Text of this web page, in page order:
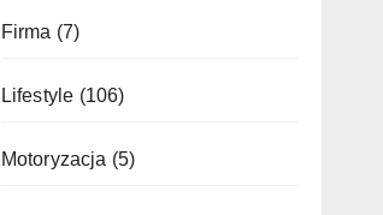
Firma (7)
Lifestyle (106)
Motoryzacja (5)